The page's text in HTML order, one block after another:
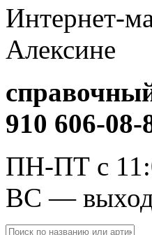
Интернет-
Алексине
910 606-08-
ПН-ПТ с
ВС —